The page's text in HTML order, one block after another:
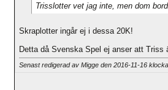
Trisslotter vet jag inte, men dom
Skraplotter ingår ej i dessa 20K!
Detta då Svenska Spel ej anser att Triss
Senast redigerad av Migge den 2016-11-16